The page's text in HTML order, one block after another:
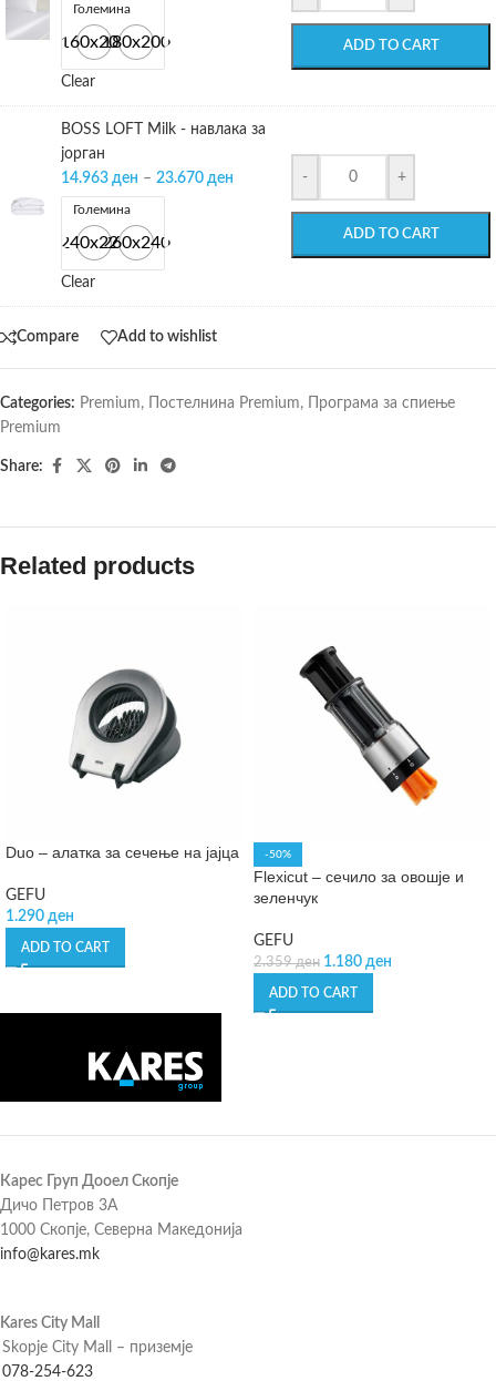
Големина
160x200180x200
Clear
ADD TO CART
BOSS LOFT Milk - навлака за
јорган
14.963 ден – 23.670 ден
Големина
240x220260x240
Clear
- +
ADD TO CART
Compare Add to wishlist
Categories: Premium, Постелнина Premium,
Програма за спиење
Premium
Share:
Related products
Duo – алатка за сечење на јајца
GEFU
1.290 ден
ADD TO CART
-50%
Flexicut – сечило за овошје и
зеленчук
GEFU
2.359ден 1.180 ден
ADD TO CART
Карес Груп Дооел Скопје
Дичо Петров 3А
1000 Скопје, Северна Македонија
info@kares.mk
Kares City Mall
Skopje City Mall – приземје
078-254-623